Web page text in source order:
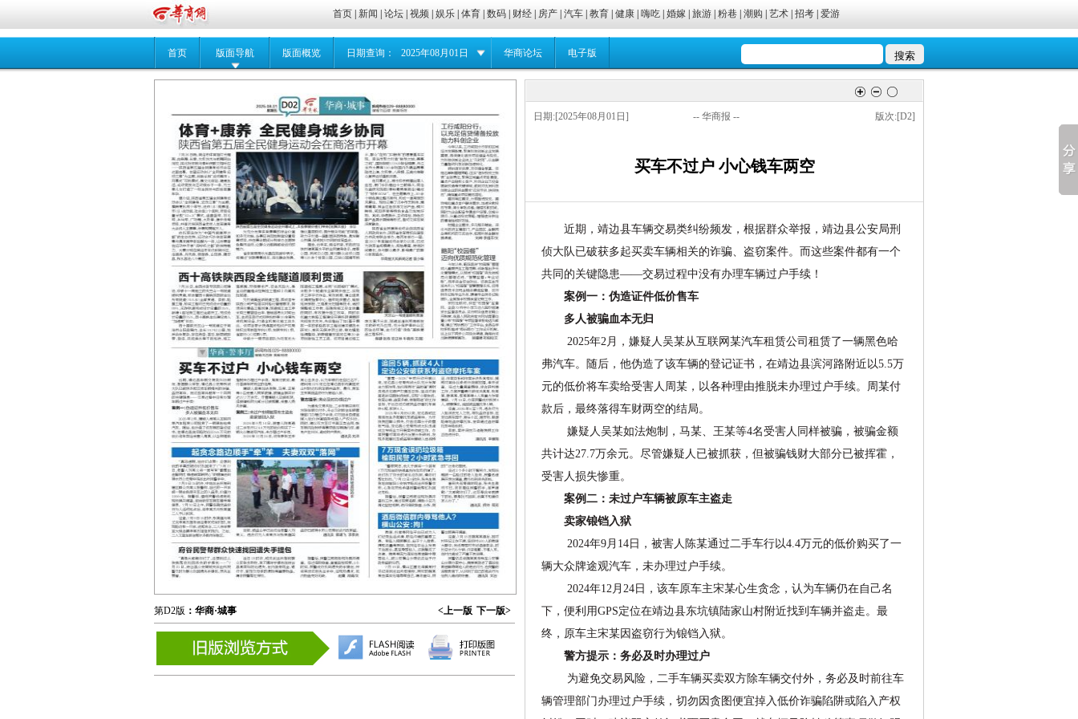
首页| 新闻 论坛| 视频| 娱乐| 体育| 数码| 财经| 房产| 汽车| 教育| 健康| 嗨吃| 婚嫁| 旅游| 粉巷| 潮购 艺术| 招考| 爱游
首页 版面导航 版面概览 日期查询： 2025年08月01日 华商论坛 电子版
第D2版 ：华商·城事 下一版>
<上一版
日期:[2025年08月01日] -- 华商报 -- 版次:[D2]
买车不过户 小心钱车两空
近期，靖边县车辆交易类纠纷频发，根据群众举报，靖边县公安局刑
侦大队已破获多起买卖车辆相关的诈骗、盗窃案件。而这些案件都有一个
共同的关键隐患——交易过程中没有办理车辆过户手续！
案例一：伪造证件低价售车
多人被骗血本无归
2025年2月，嫌疑人吴某从互联网某汽车租赁公司租赁了一辆黑色哈
弗汽车。随后，他伪造了该车辆的登记证书，在靖边县滨河路附近以5.5万
元的低价将车卖给受害人周某，以各种理由推脱未办理过户手续。周某付
款后，最终落得车财两空的结局。
嫌疑人吴某如法炮制，马某、王某等4名受害人同样被骗，被骗金额
共计达27.7万余元。尽管嫌疑人已被抓获，但被骗钱财大部分已被挥霍，
受害人损失惨重。
案例二：未过户车辆被原车主盗走
卖家锒铛入狱
2024年9月14日，被害人陈某通过二手车行以4.4万元的低价购买了一
辆大众牌途观汽车，未办理过户手续。
2024年12月24日，该车原车主宋某心生贪念，认为车辆仍在自己名
下，便利用GPS定位在靖边县东坑镇陆家山村附近找到车辆并盗走。最
终，原车主宋某因盗窃行为锒铛入狱。
警方提示：务必及时办理过户
为避免交易风险，二手车辆买卖双方除车辆交付外，务必及时前往车
辆管理部门办理过户手续，切勿因贪图便宜掉入低价诈骗陷阱或陷入产权